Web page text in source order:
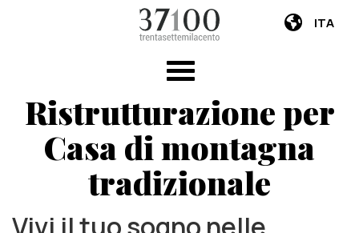
ITA
Ristrutturazione per
Casa di montagna
tradizionale